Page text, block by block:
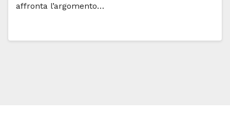
affronta l’argomento…